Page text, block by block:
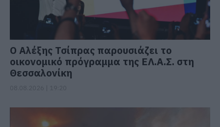
Ο Αλέξης Τσίπρας παρουσιάζει το
οικονομικό πρόγραμμα της ΕΛ.Α.Σ. στη
Θεσσαλονίκη